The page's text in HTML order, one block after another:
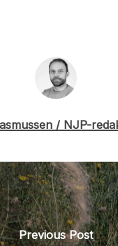
/ NJP-
Previous Post